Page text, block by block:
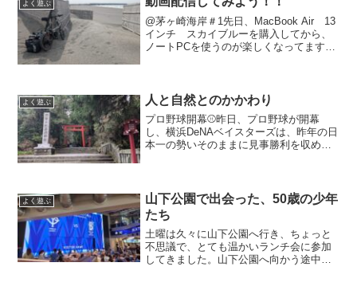
者は７０～８０代の高齢者が...
よく遊ぶ
@茅ヶ崎海岸＃1先日、MacBook Air 13
インチ スカイブルーを購入してから、
ノートPCを使うのが楽しくなってます。
よく遊ぶ 人と自然とのかかわり
プロ野球開幕⚾昨日、プロ野球が開幕
し、横浜DeNAベイスターズは、昨年の日
本一の勢いそのままに見事勝利を収めま
ーニング不足なので、体...
よく遊ぶ
山下公園で出会った、50歳の少年
たち
土曜は久々に山下公園へ行き、ちょっと
不思議で、とても温かいランチ会に参加
してきました。山下公園へ向かう途中、